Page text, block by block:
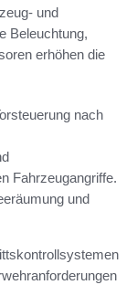
und
Beleuchtung,
erhöhen die
nach
Fahrzeugangriffe.
und